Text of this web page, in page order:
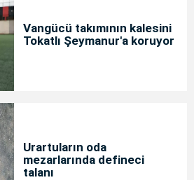
Vangücü takımının kalesini
Tokatlı Şeymanur'a koruyor
Urartuların oda
mezarlarında defineci
talanı